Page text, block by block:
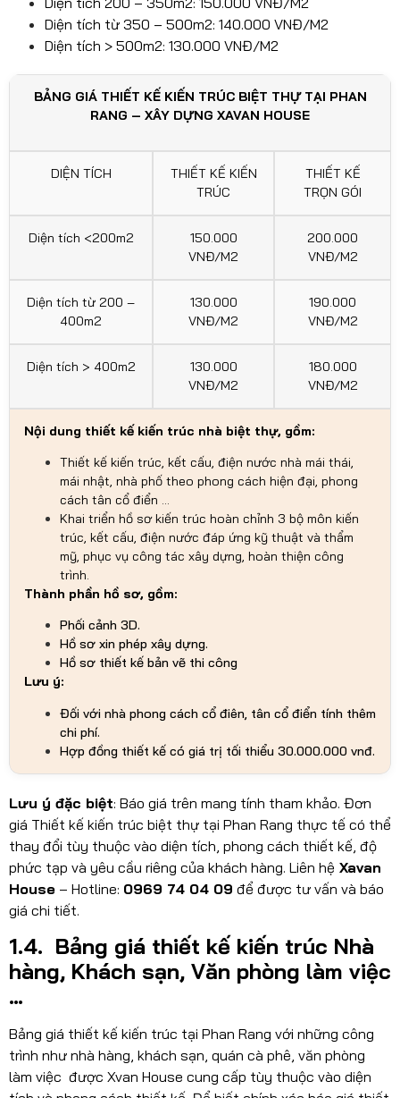
Diện tích từ 350 – 500m2: 140.000 VNĐ/M2
Diện tích > 500m2: 130.000 VNĐ/M2
BẢNG GIÁ THIẾT KẾ KIẾN TRÚC BIỆT THỰ TẠI PHAN
RANG – XÂY DỰNG XAVAN HOUSE
DIỆN TÍCH
THIẾT KẾ KIẾN
TRÚC
THIẾT KẾ
TRỌN GÓI
Diện tích <200m2
150.000
VNĐ/M2
200.000
VNĐ/M2
Diện tích từ 200 –
400m2
130.000
VNĐ/M2
190.000
VNĐ/M2
Diện tích > 400m2
130.000
VNĐ/M2
180.000
VNĐ/M2
Nội dung thiết kế kiến trúc nhà biệt thự, gồm:
Thiết kế kiến trúc, kết cấu, điện nước nhà mái thái,
mái nhật, nhà phố theo phong cách hiện đại, phong
cách tân cổ điển …
Khai triển hồ sơ kiến trúc hoàn chỉnh 3 bộ môn kiến
trúc, kết cấu, điện nước đáp ứng kỹ thuật và thẩm
mỹ, phục vụ công tác xây dựng, hoàn thiện công
trình.
Thành phần hồ sơ, gồm:
Phối cảnh 3D.
Hồ sơ xin phép xây dựng.
Hồ sơ thiết kế bản vẽ thi công
Lưu ý:
Đối với nhà phong cách cổ điên, tân cổ điển tính thêm
chi phí.
Hợp đồng thiết kế có giá trị tối thiểu 30.000.000 vnđ.
Lưu ý đặc biệt: Báo giá trên mang tính tham khảo. Đơn
giá Thiết kế kiến trúc biệt thự tại Phan Rang thực tế có thể
thay đổi tùy thuộc vào diện tích, phong cách thiết kế, độ
phức tạp và yêu cầu riêng của khách hàng. Liên hệ Xavan
House – Hotline: 0969 74 04 09 để được tư vấn và báo
giá chi tiết.
1.4. Bảng giá thiết kế kiến trúc Nhà
hàng, Khách sạn, Văn phòng làm việc
…
Bảng giá thiết kế kiến trúc tại Phan Rang với những công
trình như nhà hàng, khách sạn, quán cà phê, văn phòng
làm việc được Xvan House cung cấp tùy thuộc vào diện